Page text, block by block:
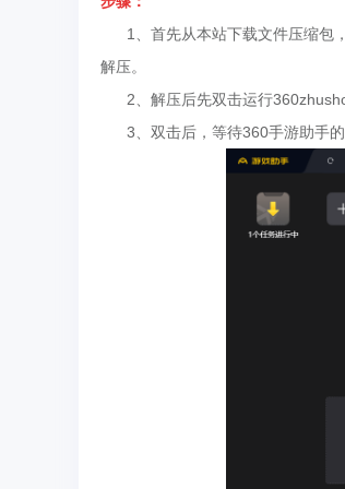
1、首先从本站下载文件压缩包，
解压。
2、解压后先双击运行
3、双击后，等待360手游助手的